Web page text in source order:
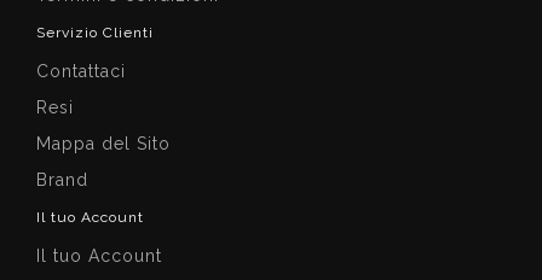
Servizio Clienti
Contattaci
Resi
Mappa del Sito
Brand
Il tuo Account
Il tuo Account